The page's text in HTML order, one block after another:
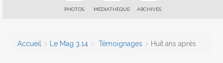
PHOTOS MÉDIATHÈQUE ARCHIVES
Accueil Le Mag 3.14 Témoignages Huit ans après